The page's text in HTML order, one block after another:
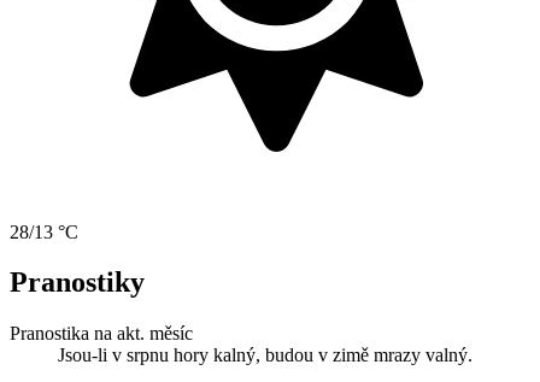
28/13 °C
Pranostiky
Pranostika na akt. měsíc
Jsou-li v srpnu hory kalný, budou v zimě mrazy valný.